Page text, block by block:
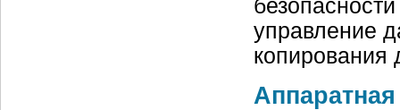
управление
копирования